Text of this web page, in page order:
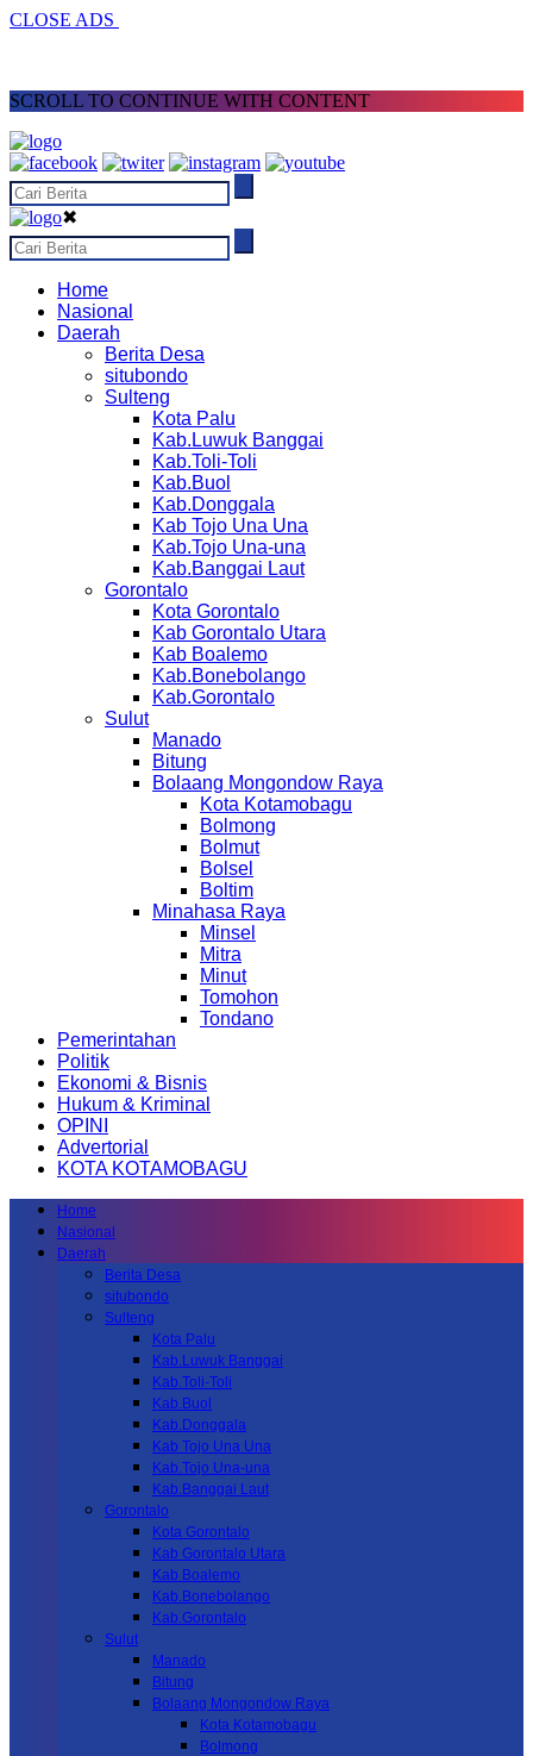
CLOSE ADS
SCROLL TO CONTINUE WITH CONTENT
✖
Home
Nasional
Daerah
Berita Desa
situbondo
Sulteng
Kota Palu
Kab.Luwuk Banggai
Kab.Toli-Toli
Kab.Buol
Kab.Donggala
Kab Tojo Una Una
Kab.Tojo Una-una
Kab.Banggai Laut
Gorontalo
Kota Gorontalo
Kab Gorontalo Utara
Kab Boalemo
Kab.Bonebolango
Kab.Gorontalo
Sulut
Manado
Bitung
Bolaang Mongondow Raya
Kota Kotamobagu
Bolmong
Bolmut
Bolsel
Boltim
Minahasa Raya
Minsel
Mitra
Minut
Tomohon
Tondano
Pemerintahan
Politik
Ekonomi & Bisnis
Hukum & Kriminal
OPINI
Advertorial
KOTA KOTAMOBAGU
Home
Nasional
Daerah
Berita Desa
situbondo
Sulteng
Kota Palu
Kab.Luwuk Banggai
Kab.Toli-Toli
Kab.Buol
Kab.Donggala
Kab Tojo Una Una
Kab.Tojo Una-una
Kab.Banggai Laut
Gorontalo
Kota Gorontalo
Kab Gorontalo Utara
Kab Boalemo
Kab.Bonebolango
Kab.Gorontalo
Sulut
Manado
Bitung
Bolaang Mongondow Raya
Kota Kotamobagu
Bolmong